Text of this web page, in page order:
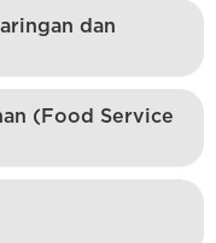
dan
(Food Service